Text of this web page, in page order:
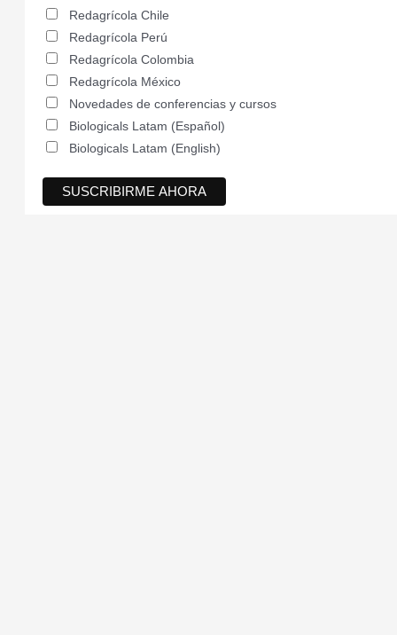
Redagrícola Chile
Redagrícola Perú
Redagrícola Colombia
Redagrícola México
Novedades de conferencias y cursos
Biologicals Latam (Español)
Biologicals Latam (English)